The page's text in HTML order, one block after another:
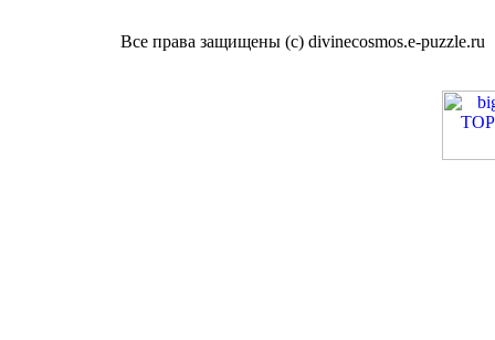
Все права защищены (с) divinecosmos.e-puzzle.ru